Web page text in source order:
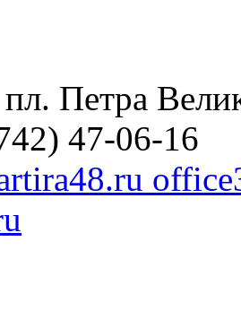
Петра
47-06-16